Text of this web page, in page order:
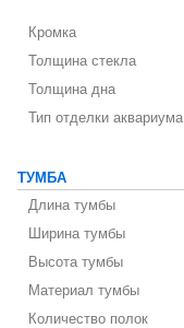
Кромка
Толщина стекла
Толщина дна
Тип отделки аквариума
ТУМБА
Длина тумбы
Ширина тумбы
Высота тумбы
Материал тумбы
Количество полок